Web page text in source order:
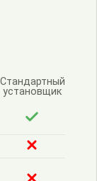
Стандартный
установщик